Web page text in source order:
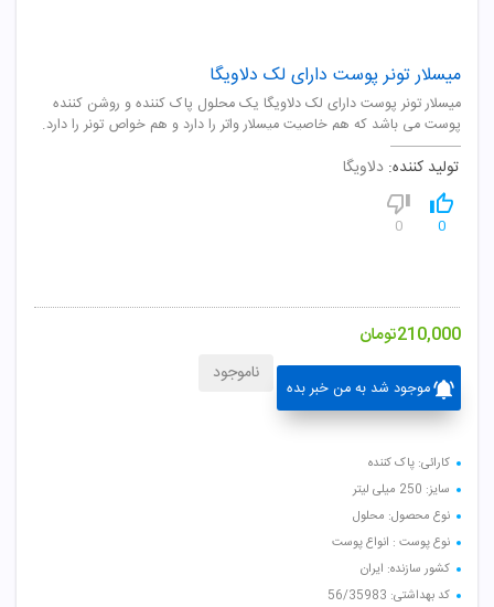
میسلار تونر پوست دارای لک دلاویگا
میسلار تونر پوست دارای لک دلاویگا یک محلول پاک کننده و روشن کننده
پوست می باشد که هم خاصیت میسلار واتر را دارد و هم خواص تونر را دارد.
تولید کننده: دلاویگا
0
0
210,000تومان
موجود شد به من خبر بده
ناموجود
کارائی: پاک کننده
سایز: 250 میلی لیتر
نوع محصول: محلول
نوع پوست : انواع پوست
کشور سازنده: ایران
کد بهداشتی: 56/35983